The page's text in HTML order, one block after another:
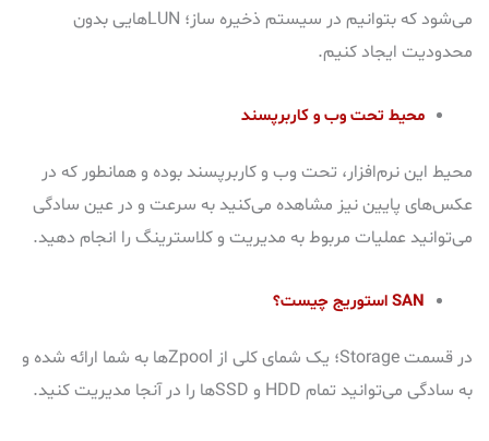
می‌شود که بتوانیم در سیستم ذخیره ساز؛ LUNهایی بدون
محدودیت ایجاد کنیم.
محیط تحت وب و کاربرپسند
محیط این نرم‌افزار، تحت وب و کاربرپسند بوده و همانطور که در
عکس‌های پایین نیز مشاهده می‌کنید به سرعت و در عین سادگی
می‌توانید عملیات مربوط به مدیریت و کلاسترینگ را انجام دهید.
SAN استوریج چیست؟
در قسمتStorage؛ یک شمای کلی از Zpoolها به شما ارائه شده و
به سادگی می‌توانید تمام HDD و SSDها
را در آنجا مدیریت کنید.